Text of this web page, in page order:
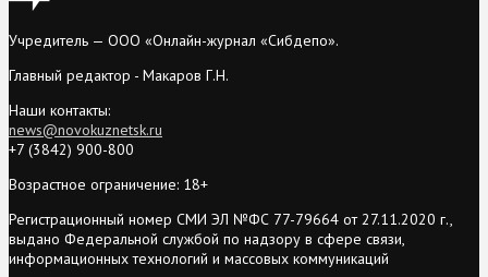
Учредитель — ООО «Онлайн-журнал «Сибдепо».
Главный редактор - Макаров Г.Н.
Наши контакты:
news@novokuznetsk.ru
+7 (3842) 900-800
Возрастное ограничение: 18+
Регистрационный номер СМИ ЭЛ №ФС 77-79664 от 27.11.2020 г.,
выдано Федеральной службой по надзору в сфере связи,
информационных технологий и массовых коммуникаций